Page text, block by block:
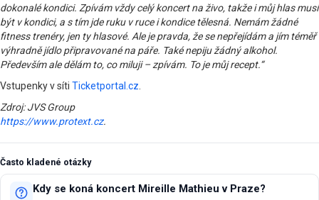
dokonalé kondici. Zpívám vždy celý koncert na živo, takže i můj hlas musí
být v kondici, a s tím jde ruku v ruce i kondice tělesná. Nemám žádné
fitness trenéry, jen ty hlasové. Ale je pravda, že se nepřejídám a jím téměř
výhradně jídlo připravované na páře. Také nepiju žádný alkohol.
Především ale dělám to, co miluji – zpívám. To je můj recept.“
Vstupenky v síti Ticketportal.cz
Zdroj: JVS Group
https://www.protext.cz.
Často kladené otázky
Kdy se koná koncert Mireille Mathieu v Praze?